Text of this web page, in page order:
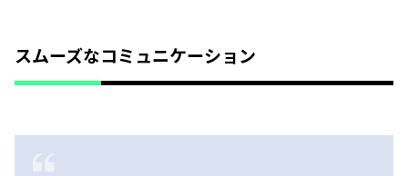
スムーズなコミュニケーション